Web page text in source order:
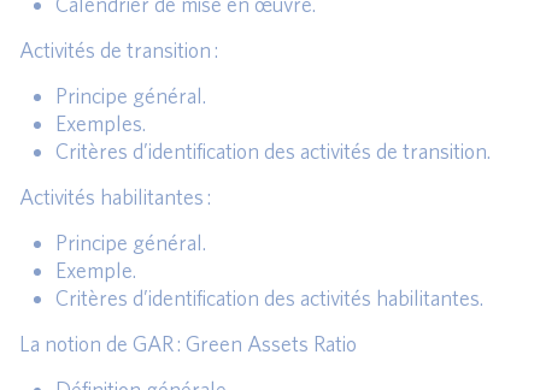
Activités de transition :
Principe général.
Exemples.
Critères d’identification des activités de transition.
Activités habilitantes :
Principe général.
Exemple.
Critères d’identification des activités habilitantes.
La notion de GAR : Green Assets Ratio